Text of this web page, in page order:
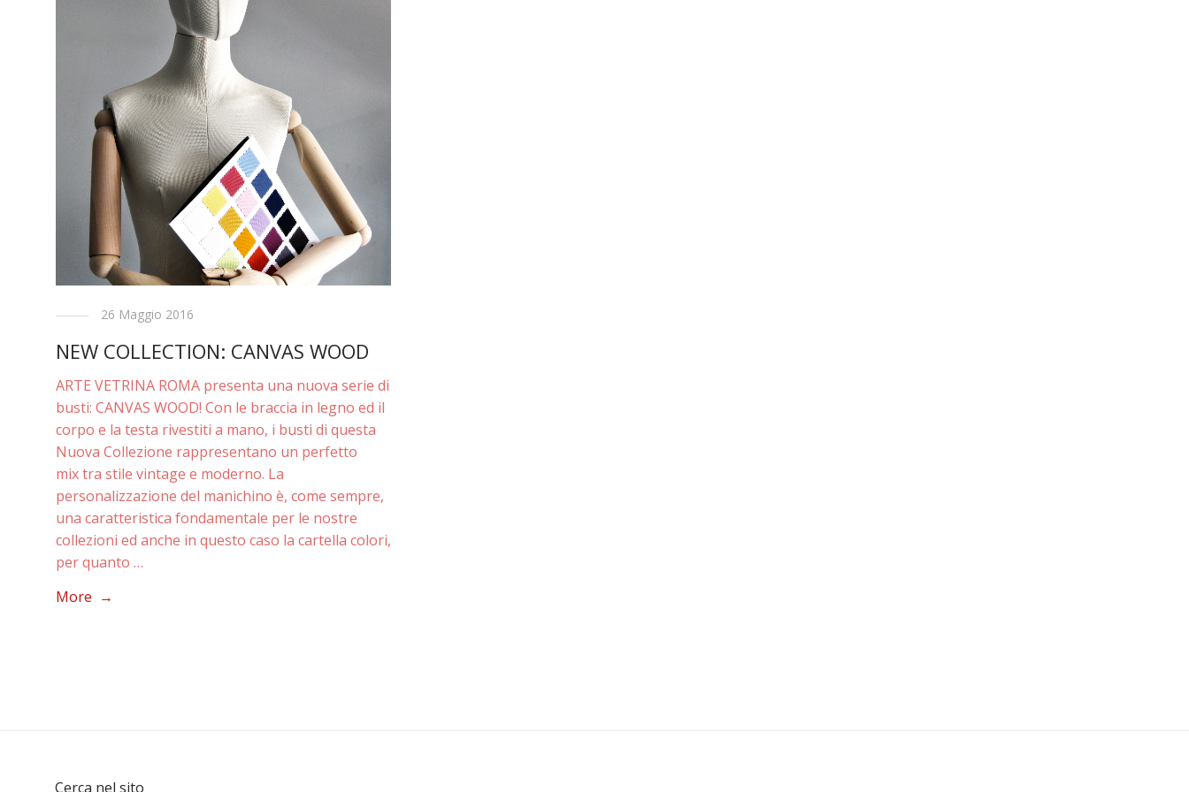
26 Maggio 2016
NEW COLLECTION: CANVAS WOOD
ARTE VETRINA ROMA presenta una nuova serie di
busti: CANVAS WOOD! Con le braccia in legno ed il
corpo e la testa rivestiti a mano, i busti di questa
Nuova Collezione rappresentano un perfetto
mix tra stile vintage e moderno. La
personalizzazione del manichino è, come sempre,
una caratteristica fondamentale per le nostre
collezioni ed anche in questo caso la cartella colori,
per quanto …
More →
Cerca nel sito